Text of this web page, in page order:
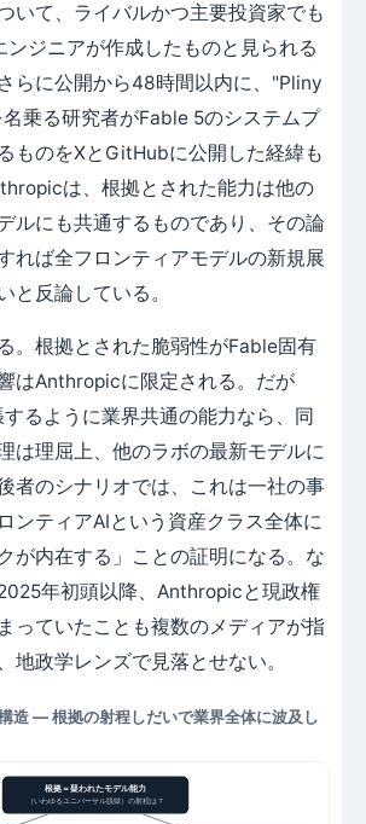
いて、ライバルかつ主要投資家でも
ンジニアが作成したものと見られる
らに公開から48時間以内に、"Pliny
乗る研究者がFable 5のシステムプ
ものをXとGitHubに公開した経緯も
は、根拠とされた能力は他の
ルにも共通するものであり、その論
れば全フロンティアモデルの新規展
と反論している。
。根拠とされた脆弱性がFable固有
はAnthropicに限定される。だが
るように業界共通の能力なら、同
は理屈上、他のラボの最新モデルに
者のシナリオでは、これは一社の事
ンティアAIという資産クラス全体に
が内在する」ことの証明になる。な
年初頭以降、Anthropicと現政権
っていたことも複数のメディアが指
地政学レンズで見落とせない。
造 ― 根拠の射程しだいで業界全体に波及し
根拠＝疑われたモデル能力
（いわゆるユニバーサル脱獄）の射程は？